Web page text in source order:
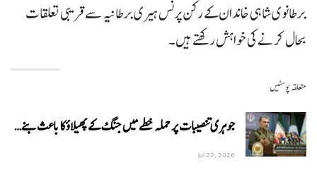
برطانوی شاہی خاندان کے رکن پرنس ہیری برطانیہ سے قریبی تعلقات
بحال کرنے کی خواہش رکھتے ہیں۔
متعلقہ پوسٹیں
جوہری تنصیبات پر حملہ خطے میں جنگ کے پھیلاؤ کا باعث بنے…
Jul 22, 2026